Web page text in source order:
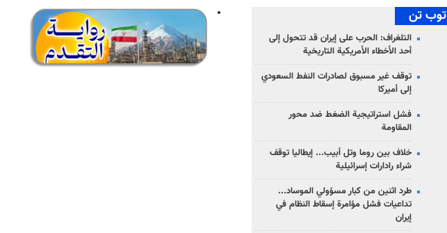
توب تن
التلغراف: الحرب على إيران قد تتحول إلى
أحد الأخطاء الأمريكية التاريخية
توقف غير مسبوق لصادرات النفط السعودي
إلى أميركا
فشل استراتيجية الضغط ضد محور
المقاومة
خلاف بين روما وتل أبيب... إيطاليا توقف
شراء رادارات إسرائيلية
طرد اثنين من كبار مسؤولي الموساد...
تداعيات فشل مؤامرة إسقاط النظام في
إيران